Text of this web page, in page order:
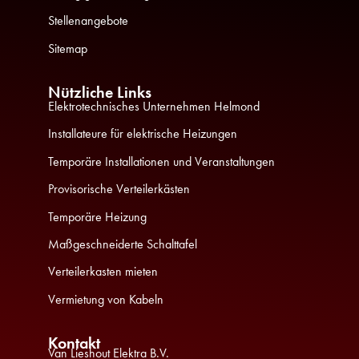
Stellenangebote
Sitemap
Nützliche Links
Elektrotechnisches Unternehmen Helmond
Installateure für elektrische Heizungen
Temporäre Installationen und Veranstaltungen
Provisorische Verteilerkästen
Temporäre Heizung
Maßgeschneiderte Schalttafel
Verteilerkasten mieten
Vermietung von Kabeln
Kontakt
Van Lieshout Elektra B.V.